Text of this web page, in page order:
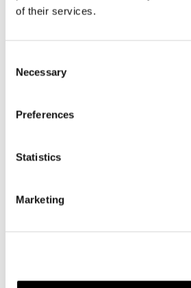
of their services.
Selection
Necessary
Preferences
Statistics
Marketing
Motorhandschoenen heren
Motorschoenen heren
Motorjas dames
Motor leggings dames